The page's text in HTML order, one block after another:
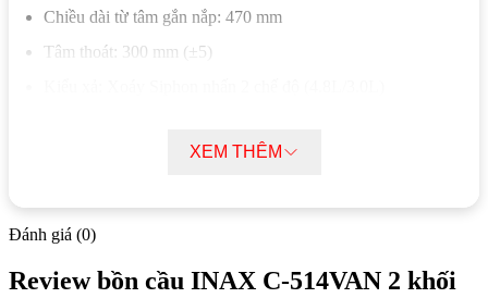
Chiều dài từ tâm gắn nắp: 470 mm
Tâm thoát: 300 mm (±5)
Có thể kết hợp với: Nắp rửa cơ hoặc nắp điện tử INAX
Phụ kiện đi kèm: Đế thải PT-B102, van khóa nước
Màu sắc: Trắng
XEM THÊM
Đánh giá (0)
Review bồn cầu INAX C-514VAN 2 khối